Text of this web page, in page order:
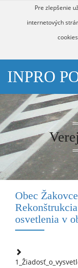
Pre zlepšenie
internetových
INPRO
Obec Žakovce
osvetlenia v